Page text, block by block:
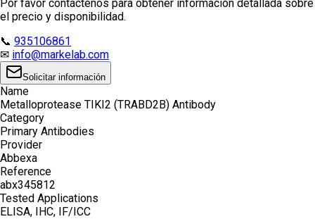
Por favor contáctenos para obtener información detallada sobre
el precio y disponibilidad.
📞 935106861
✉ info@markelab.com
Solicitar información
Name
Metalloprotease TIKI2 (TRABD2B) Antibody
Category
Primary Antibodies
Provider
Abbexa
Reference
abx345812
Tested Applications
ELISA, IHC, IF/ICC